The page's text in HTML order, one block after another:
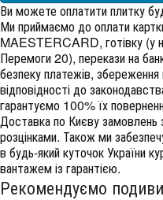
Ви можете оплатити плитку
Ми приймаємо до оплати
MAESTERCARD, готівку (у
Перемоги 20), перекази на
безпеку платежів,
відповідності до
гарантуємо 100% їх
Доставка по Києву замовлень
розцінками. Також ми
в будь-який куточок України
вантажем із гарантією.
Рекомендуємо